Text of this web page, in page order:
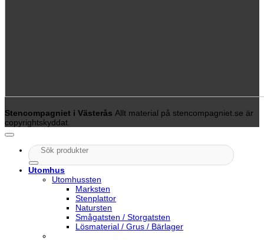
Stencompagniet i Västerås Allt material på stencompagniet.se är
copyrightskyddat.
Sök
efter:
Utomhus
Utomhussten
Marksten
Stenplattor
Natursten
Smågatsten / Storgatsten
Lösmaterial / Grus / Bärlager